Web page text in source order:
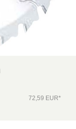
72,59 EUR*